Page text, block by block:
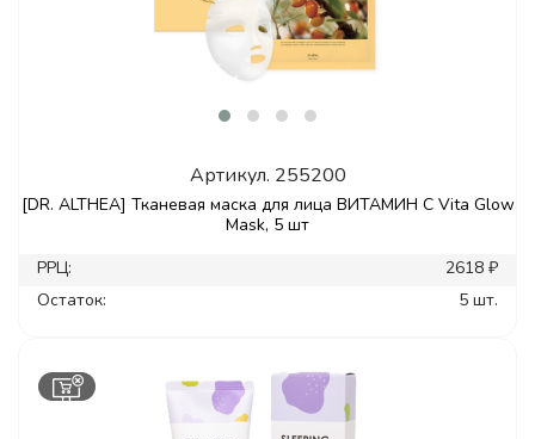
Артикул. 255200
[DR. ALTHEA] Тканевая маска для лица ВИТАМИН С Vita Glow
Mask, 5 шт
РРЦ:
2618 ₽
Остаток:
5 шт.